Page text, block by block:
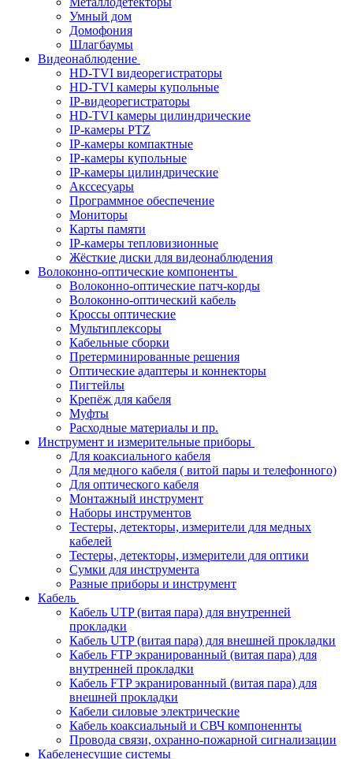
Умный дом
Домофония
Шлагбаумы
Видеонаблюдение
HD-TVI видеорегистраторы
HD-TVI камеры купольные
IP-видеорегистраторы
HD-TVI камеры цилиндрические
IP-камеры PTZ
IP-камеры компактные
IP-камеры купольные
IP-камеры цилиндрические
Акссесуары
Программное обеспечение
Мониторы
Карты памяти
IP-камеры тепловизионные
Жёсткие диски для видеонаблюдения
Волоконно-оптические компоненты
Волоконно-оптические патч-корды
Волоконно-оптический кабель
Кроссы оптические
Мультиплексоры
Кабельные сборки
Претерминированные решения
Оптические адаптеры и коннекторы
Пигтейлы
Крепёж для кабеля
Муфты
Расходные материалы и пр.
Инструмент и измерительные приборы
Для коаксиального кабеля
Для медного кабеля ( витой пары и телефонного)
Для оптического кабеля
Монтажный инструмент
Наборы инструментов
Тестеры, детекторы, измерители для медных
кабелей
Тестеры, детекторы, измерители для оптики
Сумки для инструмента
Разные приборы и инструмент
Кабель
Кабель UTP (витая пара) для внутренней
прокладки
Кабель UTP (витая пара) для внешней прокладки
Кабель FTP экранированный (витая пара) для
внутренней прокладки
Кабель FTP экранированный (витая пара) для
внешней прокладки
Кабели силовые электрические
Кабель коаксиальный и СВЧ компоненнты
Провода связи, охранно-пожарной сигнализации
Кабеленесущие системы